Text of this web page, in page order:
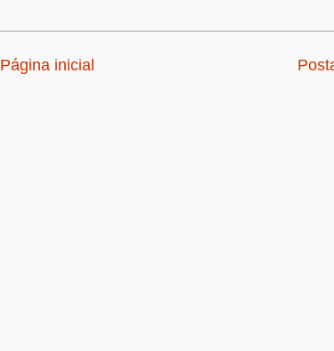
Página inicial